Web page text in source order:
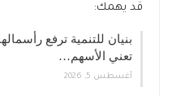
قد يهمك:
تعني الأسهم…
أغسطس 5, 2026